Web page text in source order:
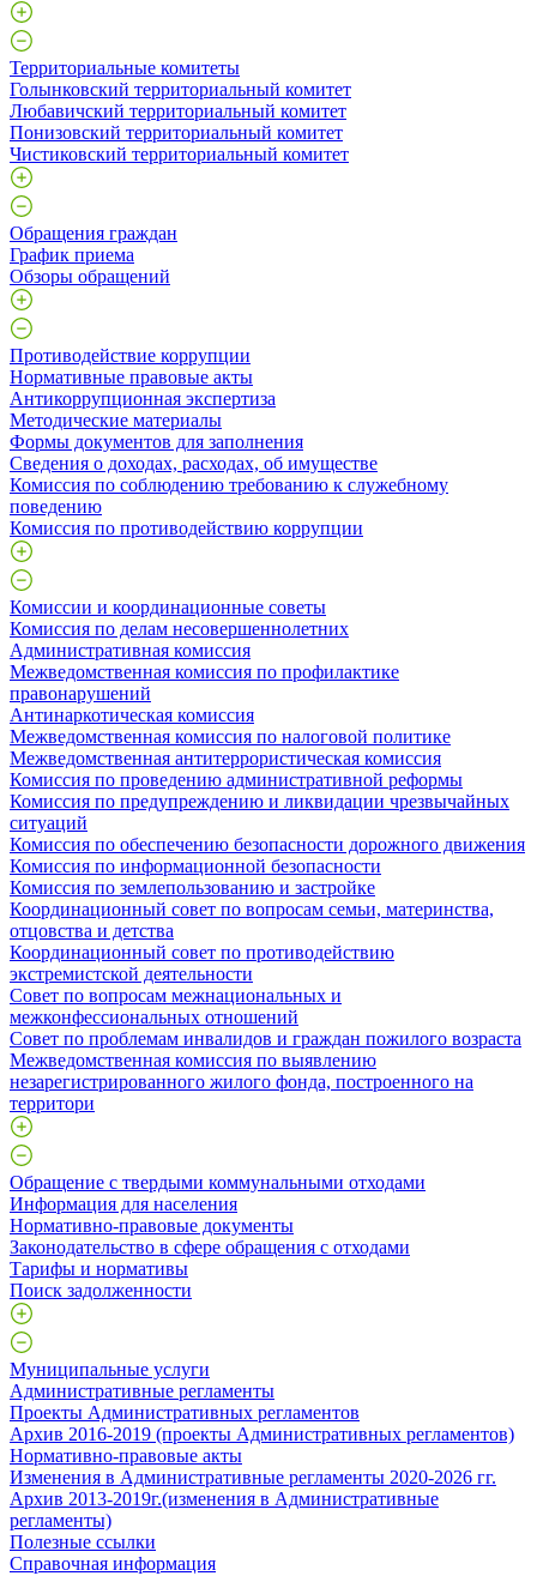
Территориальные комитеты
Голынковский территориальный комитет
Любавичский территориальный комитет
Понизовский территориальный комитет
Чистиковский территориальный комитет
Обращения граждан
График приема
Обзоры обращений
Противодействие коррупции
Нормативные правовые акты
Антикоррупционная экспертиза
Методические материалы
Формы документов для заполнения
Сведения о доходах, расходах, об имуществе
Комиссия по соблюдению требованию к служебному
поведению
Комиссия по противодействию коррупции
Комиссии и координационные советы
Комиссия по делам несовершеннолетних
Административная комиссия
Межведомственная комиссия по профилактике
правонарушений
Антинаркотическая комиссия
Межведомственная комиссия по налоговой политике
Межведомственная антитеррористическая комиссия
Комиссия по проведению административной реформы
Комиссия по предупреждению и ликвидации чрезвычайных
ситуаций
Комиссия по обеспечению безопасности дорожного движения
Комиссия по информационной безопасности
Комиссия по землепользованию и застройке
Координационный совет по вопросам семьи, материнства,
отцовства и детства
Координационный совет по противодействию
экстремистской деятельности
Совет по вопросам межнациональных и
межконфессиональных отношений
Совет по проблемам инвалидов и граждан пожилого возраста
Межведомственная комиссия по выявлению
незарегистрированного жилого фонда, построенного на
территори
Обращение с твердыми коммунальными отходами
Информация для населения
Нормативно-правовые документы
Законодательство в сфере обращения с отходами
Тарифы и нормативы
Поиск задолженности
Муниципальные услуги
Административные регламенты
Проекты Административных регламентов
Архив 2016-2019 (проекты Административных регламентов)
Нормативно-правовые акты
Изменения в Административные регламенты 2020-2026 гг.
Архив 2013-2019г.(изменения в Административные
регламенты)
Полезные ссылки
Справочная информация